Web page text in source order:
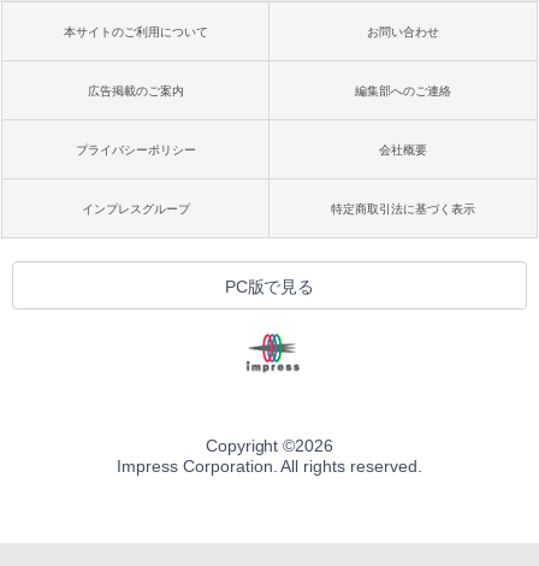
本サイトのご利用について お問い合わせ
広告掲載のご案内 編集部へのご連絡
プライバシーポリシー 会社概要
インプレスグループ 特定商取引法に基づく表示
PC版で見る
Copyright ©2026
Impress Corporation. All rights reserved.